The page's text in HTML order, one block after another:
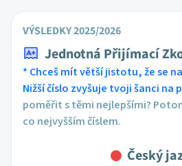
VÝSLEDKY 2025/2026
Jednotná Přijímací
* Chceš mít větší jistotu, že se
Nižší číslo zvyšuje tvoji šanci na
poměřit s těmi nejlepšími?
co nejvyšším číslem.
Český